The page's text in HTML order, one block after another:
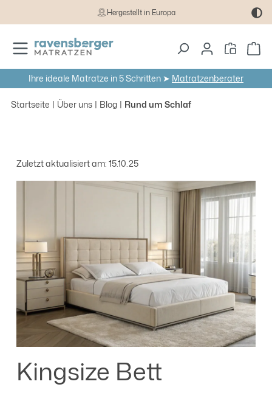
Zum Hauptinhalt springenHergestellt in Europa
Ihre ideale Matratze in 5 Schritten ➤ Matratzenberater
Startseite Über uns Blog Rund um Schlaf
Zuletzt aktualisiert am: 15.10.25
Kingsize Bett